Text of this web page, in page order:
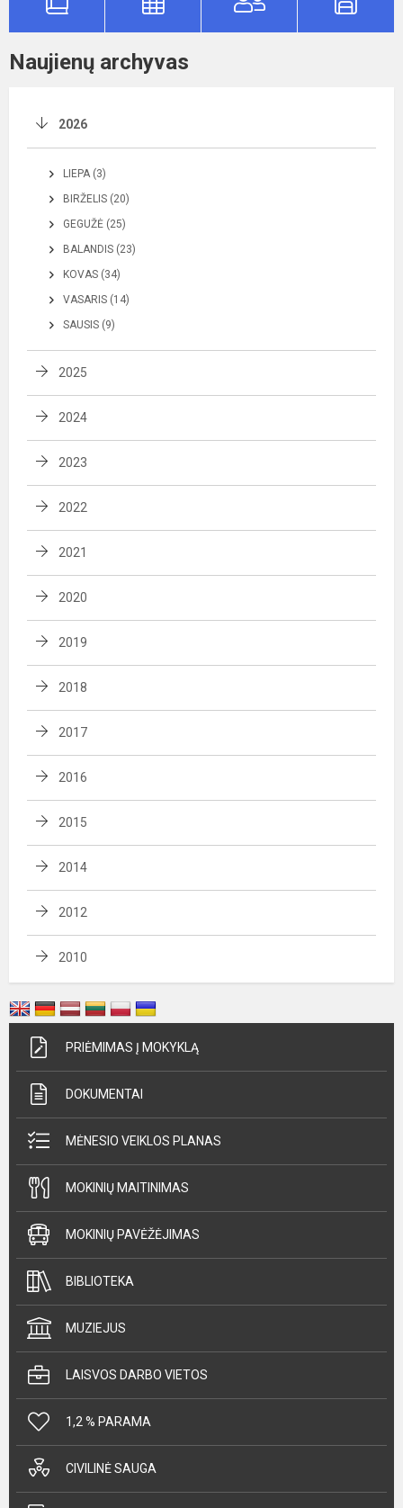
Naujienų archyvas
2026
LIEPA (3)
BIRŽELIS (20)
GEGUŽĖ (25)
BALANDIS (23)
KOVAS (34)
VASARIS (14)
SAUSIS (9)
2025
2024
2023
2022
2021
2020
2019
2018
2017
2016
2015
2014
2012
2010
PRIĖMIMAS Į MOKYKLĄ
DOKUMENTAI
MĖNESIO VEIKLOS PLANAS
MOKINIŲ MAITINIMAS
MOKINIŲ PAVĖŽĖJIMAS
BIBLIOTEKA
MUZIEJUS
LAISVOS DARBO VIETOS
1,2 % PARAMA
CIVILINĖ SAUGA